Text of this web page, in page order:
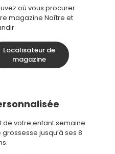
où vous procurer
magazine Naître et
Localisateur de
magazine
votre enfant semaine
jusqu’à ses 8